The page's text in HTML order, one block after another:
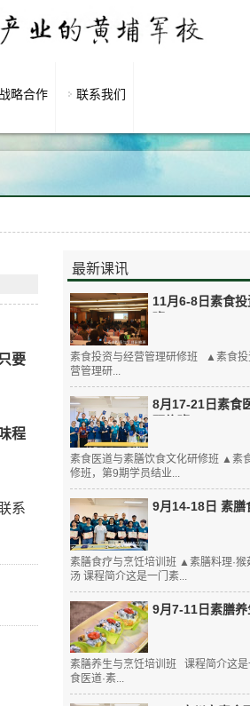
战略合作 联系我们
最新课讯
11月6-8日素食
素食投资与经营管理研修班 ▲素食投
营管理研...
8月17-21日素食
研修班
素食医道与素膳饮食文化研修班 ▲素
修班，第9期学员结业...
9月14-18日 素膳
素膳食疗与烹饪培训班 ▲素膳料理·猴
汤 课程简介这是一门素...
9月7-11日素膳
素膳养生与烹饪培训班 课程简介这是
食医道·素...
要
程
系